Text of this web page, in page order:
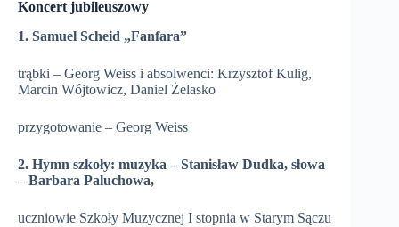
Koncert jubileuszowy
1. Samuel Scheid „Fanfara”
trąbki – Georg Weiss i absolwenci: Krzysztof Kulig,
Marcin Wójtowicz, Daniel Żelasko
przygotowanie – Georg Weiss
2. Hymn szkoły: muzyka – Stanisław Dudka, słowa
– Barbara Paluchowa,
uczniowie Szkoły Muzycznej I stopnia w Starym Sączu